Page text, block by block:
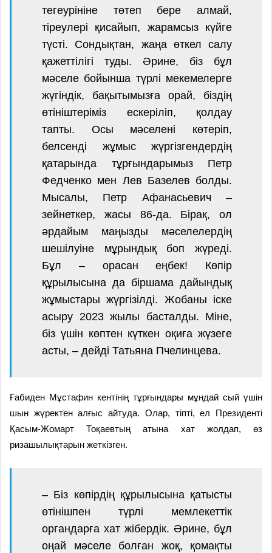
тегеурініне төтеп бере алмай,
тіреулері қисайып, жарамсыз күйге
түсті. Сондықтан, жаңа өткел салу
қажеттілігі туды. Әрине, біз бұл
мәселе бойынша түрлі мекемелерге
жүгіндік, бақытымызға орай, біздің
өтініштеріміз ескеріліп, қолдау
тапты. Осы мәселені көтеріп,
белсенді жұмыс жүргізгендердің
қатарында тұрғындарымыз Петр
Федченко мен Лев Базелев болды.
Мысалы, Петр Афанасьевич –
зейнеткер, жасы 86-да. Бірақ, ол
әрдайым маңызды мәселелердің
шешілуіне мұрындық боп жүреді.
Бұл – орасан еңбек! Көпір
құрылысына да біршама дайындық
жұмыстары жүргізілді. Жобаны іске
асыру 2023 жылы басталды. Міне,
біз үшін көптен күткен оқиға жүзеге
асты, – дейді Татьяна Пчелинцева.
Ғабиден Мұстафин кентінің тұрғындары мұндай сый үшін
шын жүректен алғыс айтуда. Олар, тіпті, ел Президенті
Қасым-Жомарт Тоқаевтың атына хат жолдап, өз
ризашылықтарын жеткізген.
– Біз көпірдің құрылысына қатысты
өтінішпен түрлі мемлекеттік
органдарға хат жібердік. Әрине, бұл
оңай мәселе болған жоқ, қомақты